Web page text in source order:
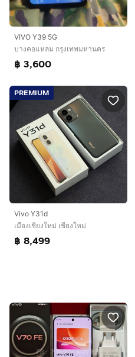
VIVO Y39 5G
บางคอแหลม กรุงเทพมหานคร
฿ 3,600
PREMIUM
Vivo Y31d
เมืองเชียงใหม่ เชียงใหม่
฿ 8,499